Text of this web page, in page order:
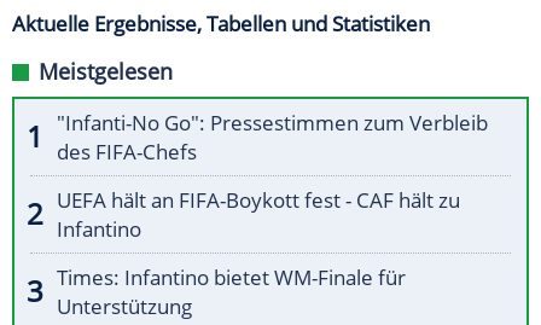
Aktuelle Ergebnisse, Tabellen und Statistiken
Meistgelesen
"Infanti-No Go": Pressestimmen zum Verbleib
des FIFA-Chefs
UEFA hält an FIFA-Boykott fest - CAF hält zu
Infantino
Times: Infantino bietet WM-Finale für
Unterstützung